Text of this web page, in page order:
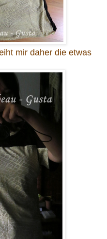
mir daher die etwas